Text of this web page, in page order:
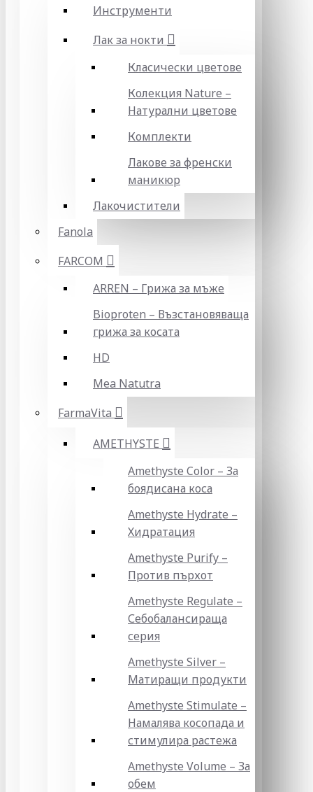
Инструменти
Лак за нокти
Класически цветове
Колекция Nature –
Натурални цветове
Комплекти
Лакове за френски
маникюр
Лакочистители
Fanola
FARCOM
ARREN – Грижа за мъже
Bioproten – Възстановяваща
грижа за косата
HD
Mea Natutra
FarmaVita
AMETHYSTE
Amethyste Color – За
боядисана коса
Amethyste Hydrate –
Хидратация
Amethyste Purify –
Против пърхот
Amethyste Regulate –
Себобалансираща
серия
Amethyste Silver –
Матиращи продукти
Amethyste Stimulate –
Намалява косопада и
стимулира растежа
Amethyste Volume – За
обем